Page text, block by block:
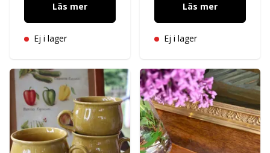
Läs mer
Ej i lager
Läs mer
Ej i lager